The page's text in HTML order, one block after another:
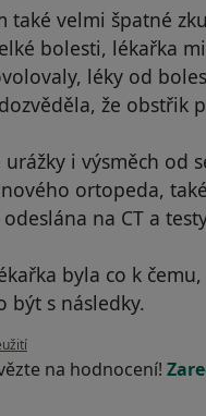
také velmi špatné
bolesti, lékařka
léky od
že obstřik
i výsměch od
ortopeda,
na CT a
byla co k
být s následky.
uživatele Váš účet byl odstraněn
na hodnocení!